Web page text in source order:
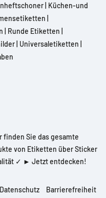
Küchen-und
Runde Etiketten
Universaletiketten
finden Sie das gesamte
von Etiketten über Sticker
✓ ► Jetzt entdecken!
Datenschutz
Barrierefreiheit